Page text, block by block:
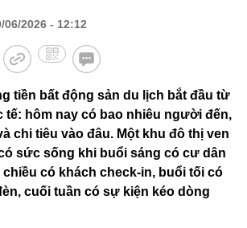
2026 - 12:12
tiền bất động sản du lịch bắt đầu từ
tế: hôm nay có bao nhiêu người đến,
chi tiêu vào đâu. Một khu đô thị ven
sức sống khi buổi sáng có cư dân
có khách check-in, buổi tối có
cuối tuần có sự kiện kéo dòng